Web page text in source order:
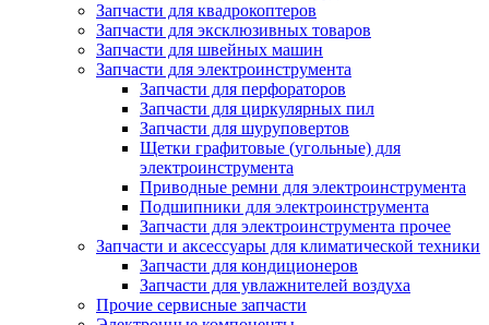
Запчасти для квадрокоптеров
Запчасти для эксклюзивных товаров
Запчасти для швейных машин
Запчасти для электроинструмента
Запчасти для перфораторов
Запчасти для циркулярных пил
Запчасти для шуруповертов
Щетки графитовые (угольные) для
электроинструмента
Приводные ремни для электроинструмента
Подшипники для электроинструмента
Запчасти для электроинструмента прочее
Запчасти и аксессуары для климатической техники
Запчасти для кондиционеров
Запчасти для увлажнителей воздуха
Прочие сервисные запчасти